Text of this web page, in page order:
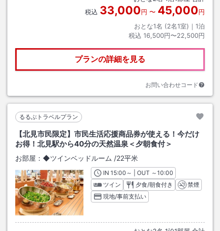
税込 33,000円 〜 45,000円
おとな1名 (2名1室)｜ 1泊
税込 16,500円〜22,500円
プランの詳細を見る
お問い合わせコード
るるぶトラベルプラン
【北見市民限定】市民生活応援商品券が使える！今だけ
お得！北見駅から40分の天然温泉＜夕朝食付＞
お部屋： ◆ツインベッドルーム /22平米
INチェックイン
15:00 ～ | OUT チェックアウト
～10:00
ツイン
夕食/朝食付き
禁煙
現地/事前支払い